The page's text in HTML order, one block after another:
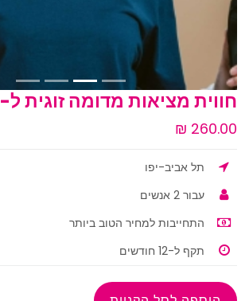
חווית מציאות מדומה זוגית ל-90 דק’
תל אביב-יפו
עבור 2 אנשים
התחייבות למחיר הטוב ביותר
תקף ל-12 חודשים